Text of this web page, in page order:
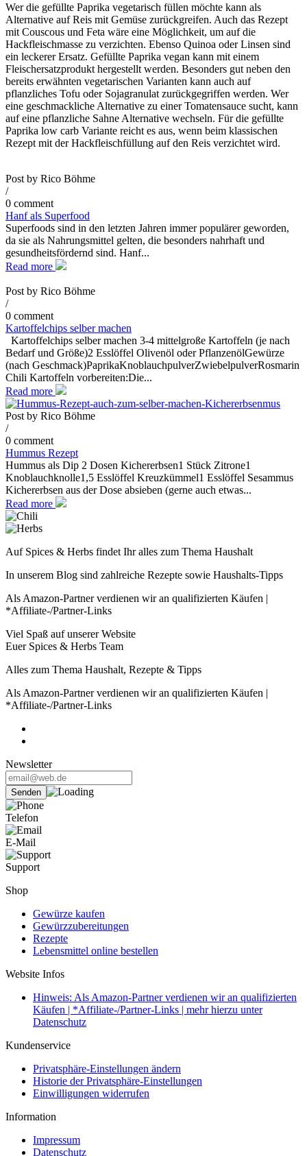
Wer die gefüllte Paprika vegetarisch füllen möchte kann als
Alternative auf Reis mit Gemüse zurückgreifen. Auch das Rezept
mit Couscous und Feta wäre eine Möglichkeit, um auf die
Hackfleischmasse zu verzichten. Ebenso Quinoa oder Linsen sind
ein leckerer Ersatz. Gefüllte Paprika vegan kann mit einem
Fleischersatzprodukt hergestellt werden. Besonders gut neben den
bereits erwähnten vegetarischen Varianten kann auch auf
pflanzliches Tofu oder Sojagranulat zurückgegriffen werden. Wer
eine geschmackliche Alternative zu einer Tomatensauce sucht, kann
auf eine pflanzliche Sahne Alternative wechseln. Für die gefüllte
Paprika low carb Variante reicht es aus, wenn beim klassischen
Rezept mit der Hackfleischfüllung auf den Reis verzichtet wird.
Post by Rico Böhme
/
0 comment
Hanf als Superfood
Superfoods sind in den letzten Jahren immer populärer geworden,
da sie als Nahrungsmittel gelten, die besonders nahrhaft und
gesundheitsfördernd sind. Hanf...
Read more
Post by Rico Böhme
/
0 comment
Kartoffelchips selber machen
Kartoffelchips selber machen 3-4 mittelgroße Kartoffeln (je nach
Bedarf und Größe)2 Esslöffel Olivenöl oder PflanzenölGewürze
(nach Geschmack)PaprikaKnoblauchpulverZwiebelpulverRosmarin
Chili Kartoffeln vorbereiten:Die...
Read more
Post by Rico Böhme
/
0 comment
Hummus Rezept
Hummus als Dip 2 Dosen Kichererbsen1 Stück Zitrone1
Knoblauchknolle1,5 Esslöffel Kreuzkümmel1 Esslöffel Sesammus
Kichererbsen aus der Dose absieben (gerne auch etwas...
Read more
Auf Spices & Herbs findet Ihr alles zum Thema Haushalt
In unserem Blog sind zahlreiche Rezepte sowie Haushalts-Tipps
Als Amazon-Partner verdienen wir an qualifizierten Käufen |
*Affiliate-/Partner-Links
Viel Spaß auf unserer Website
Euer Spices & Herbs Team
Alles zum Thema Haushalt, Rezepte & Tipps
Als Amazon-Partner verdienen wir an qualifizierten Käufen |
*Affiliate-/Partner-Links
Newsletter
Telefon
E-Mail
Support
Shop
Gewürze kaufen
Gewürzzubereitungen
Rezepte
Lebensmittel online bestellen
Website Infos
Hinweis: Als Amazon-Partner verdienen wir an qualifizierten
Käufen | *Affiliate-/Partner-Links | mehr hierzu unter
Datenschutz
Kundenservice
Privatsphäre-Einstellungen ändern
Historie der Privatsphäre-Einstellungen
Einwilligungen widerrufen
Information
Impressum
Datenschutz